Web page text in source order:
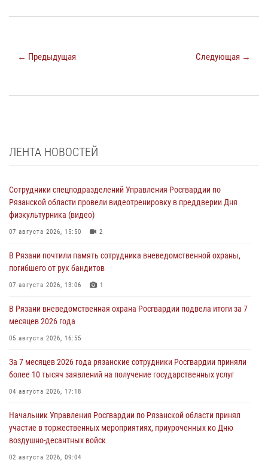
← Предыдущая Следующая →
ЛЕНТА НОВОСТЕЙ
Сотрудники спецподразделений Управления Росгвардии по
Рязанской области провели видеотренировку в преддверии Дня
физкультурника (видео)
07 августа 2026, 15:50 2
В Рязани почтили память сотрудника вневедомственной охраны,
погибшего от рук бандитов
07 августа 2026, 13:06 1
В Рязани вневедомственная охрана Росгвардии подвела итоги за 7
месяцев 2026 года
05 августа 2026, 16:55
За 7 месяцев 2026 года рязанские сотрудники Росгвардии приняли
более 10 тысяч заявлений на получение государственных услуг
04 августа 2026, 17:18
Начальник Управления Росгвардии по Рязанской области принял
участие в торжественных мероприятиях, приуроченных ко Дню
воздушно-десантных войск
02 августа 2026, 09:04